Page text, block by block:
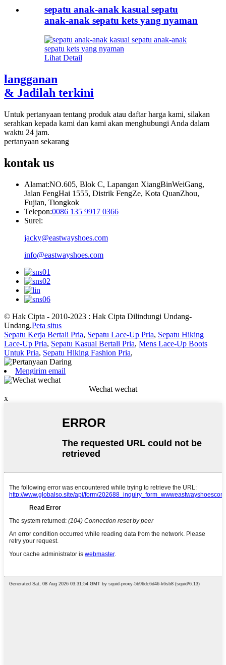
sepatu anak-anak kasual sepatu
anak-anak sepatu kets yang nyaman
Lihat Detail
langganan
& Jadilah terkini
Untuk pertanyaan tentang produk atau daftar harga kami, silakan
serahkan kepada kami dan kami akan menghubungi Anda dalam
waktu 24 jam.
pertanyaan sekarang
kontak us
Alamat:NO.605, Blok C, Lapangan XiangBinWeiGang,
Jalan FengHai 1555, Distrik FengZe, Kota QuanZhou,
Fujian, Tiongkok
Telepon:0086 135 9917 0366
Surel:
jacky@eastwayshoes.com
info@eastwayshoes.com
© Hak Cipta - 2010-2023 : Hak Cipta Dilindungi Undang-
Undang.Peta situs
Sepatu Kerja Bertali Pria, Sepatu Lace-Up Pria, Sepatu Hiking
Lace-Up Pria, Sepatu Kasual Bertali Pria, Mens Lace-Up Boots
Untuk Pria, Sepatu Hiking Fashion Pria,
Mengirim email
Wechat wechat
x